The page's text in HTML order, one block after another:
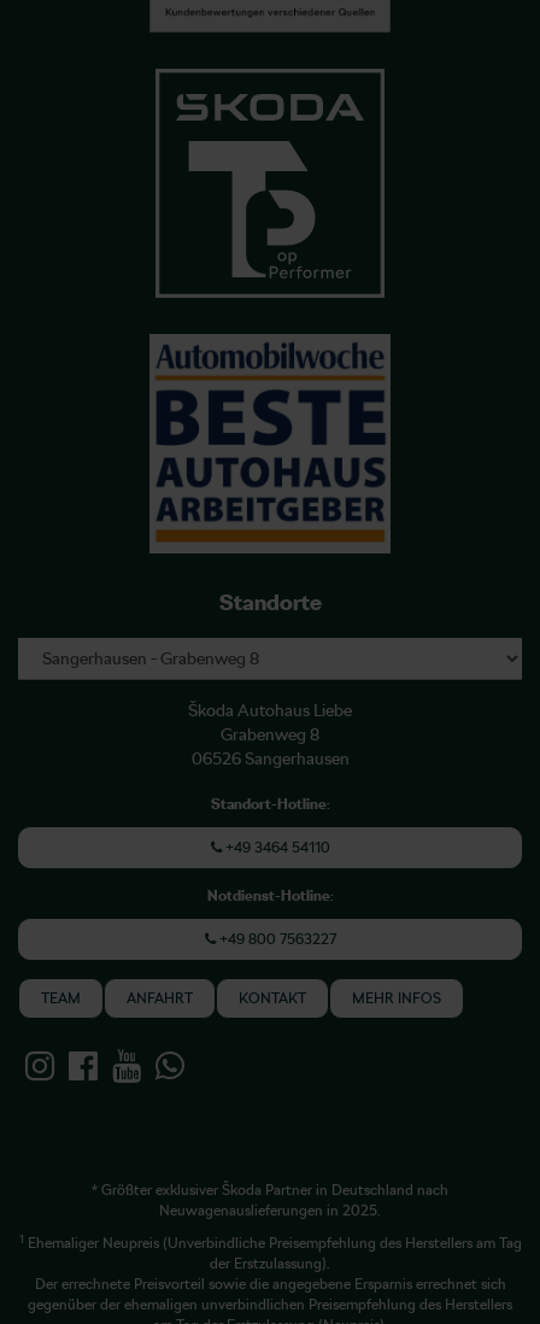
Standorte
Škoda Autohaus Liebe
Grabenweg 8
06526 Sangerhausen
Standort-Hotline:
+49 3464 54110
Notdienst-Hotline:
+49 800 7563227
TEAM ANFAHRT KONTAKT MEHR INFOS
* Größter exklusiver Škoda Partner in Deutschland nach
Neuwagenauslieferungen in 2025.
1 Ehemaliger Neupreis (Unverbindliche Preisempfehlung des Herstellers am Tag
der Erstzulassung).
Der errechnete Preisvorteil sowie die angegebene Ersparnis errechnet sich
gegenüber der ehemaligen unverbindlichen Preisempfehlung des Herstellers